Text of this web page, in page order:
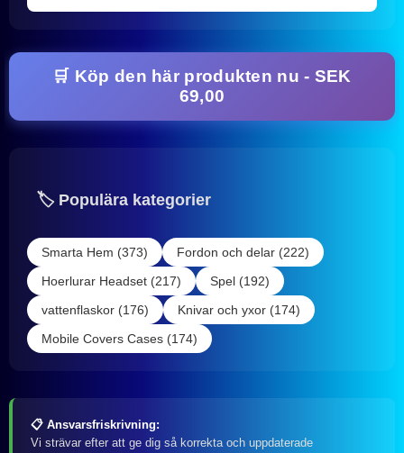
🛒 Köp den här produkten nu - SEK
69,00
🏷️ Populära kategorier
Smarta Hem (373)
Fordon och delar (222)
Hoerlurar Headset (217)
Spel (192)
vattenflaskor (176)
Knivar och yxor (174)
Mobile Covers Cases (174)
📋 Ansvarsfriskrivning:
Vi strävar efter att ge dig så korrekta och uppdaterade